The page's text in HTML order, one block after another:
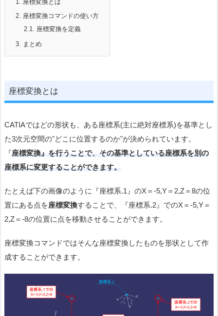
1. 座標変換とは
2. 座標変換コマンドの使い方
2.1. 座標変換を定義
3. まとめ
座標変換とは
CATIAではどの形状も、ある座標系(主に絶対座標系)を基準とし
た3次元空間の"どこに位置するのか"が決められています。
『座標変換』を行うことで、その基準としている座標系を別の
座標系に変更することができます。
たとえば下の画像のように『座標系.1』のX＝-5,Y＝2,Z＝8の位
置にある点を座標変換することで、『座標系.2』でのX＝-5,Y＝
2,Z＝-8の位置に点を移動させることができます。
座標変換コマンドではそんな座標変換したものを形状として作
成することができます。